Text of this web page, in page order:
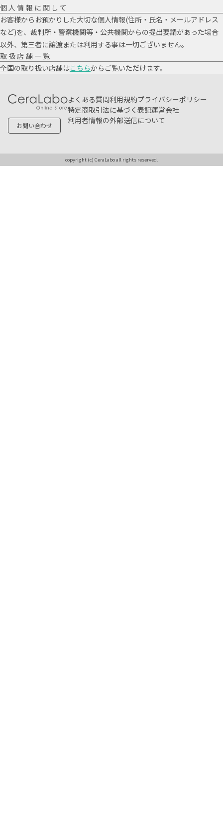
個人情報に関して
お客様からお預かりした大切な個人情報(住所・氏名・メールアドレス
など)を、裁判所・警察機関等・公共機関からの提出要請があった場合
以外、第三者に譲渡または利用する事は一切ございません。
取扱店舗一覧
全国の取り扱い店舗はこちらからご覧いただけます。
お問い合わせ
よくある質問利用規約プライバシーポリシー
特定商取引法に基づく表記運営会社
利用者情報の外部送信について
copyright (c) CeraLabo all rights reserved.